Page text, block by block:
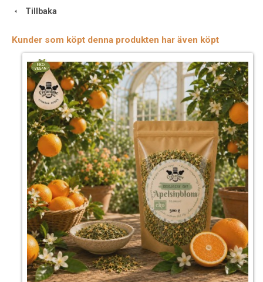
Tillbaka
Kunder som köpt denna produkten har även köpt